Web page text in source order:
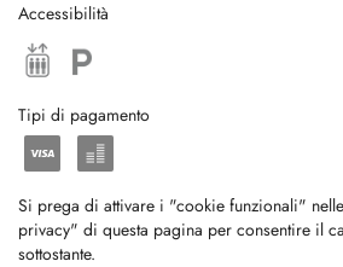
Accessibilità
Tipi di pagamento
Si prega di attivare i "cookie funzionali"
privacy" di questa pagina per consentire il
sottostante.